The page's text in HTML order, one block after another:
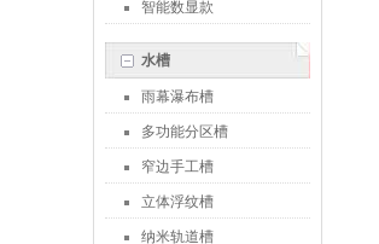
智能数显款
水槽
雨幕瀑布槽
多功能分区槽
窄边手工槽
立体浮纹槽
纳米轨道槽